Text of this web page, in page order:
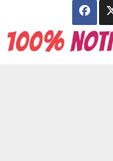
contenuto